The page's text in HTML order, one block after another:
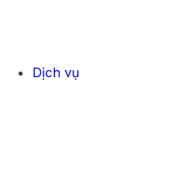
Dịch vụ